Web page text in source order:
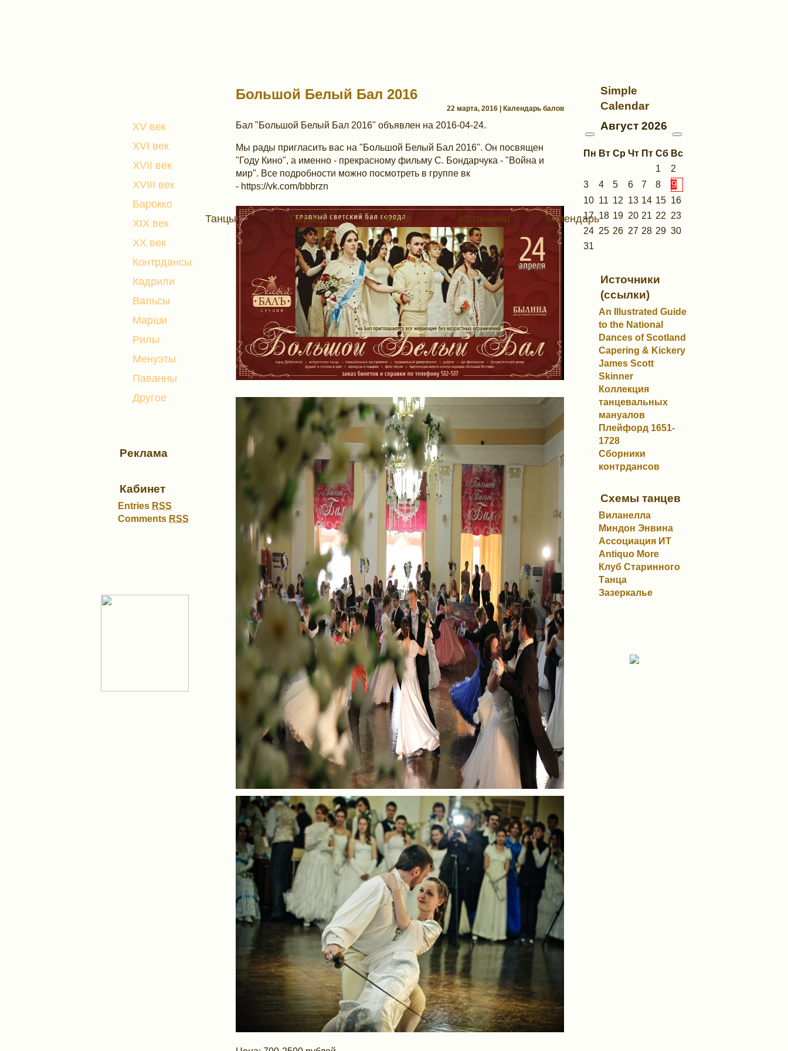
Танцы Период Видео Источники Календарь
XV век
XVI век
XVII век
XVIII век
Барокко
XIX век
XX век
Контрдансы
Кадрили
Вальсы
Марши
Рилы
Менуэты
Паванны
Другое
Реклама
Кабинет
Entries RSS
Comments RSS
Большой Белый Бал 2016
22 марта, 2016 | Календарь балов
Бал "Большой Белый Бал 2016" объявлен на 2016-04-24.
Мы рады пригласить вас на "Большой Белый Бал 2016". Он посвящен
"Году Кино", а именно - прекрасному фильму С. Бондарчука - "Война и
мир". Все подробности можно посмотреть в группе вк
- https://vk.com/bbbrzn
Simple
Calendar
Август 2026
Пн Вт Ср Чт Пт Сб Вс
1
2
3
4 5 6 7 8
9
10 11 12 13 14 15 16
17 18 19 20 21 22 23
24 25 26 27 28 29 30
31
Источники
(ссылки)
An Illustrated Guide
to the National
Dances of Scotland
Capering & Kickery
James Scott
Skinner
Коллекция
танцевальных
мануалов
Плейфорд 1651-
1728
Сборники
контрдансов
Схемы танцев
Виланелла
Миндон Энвина
Ассоциация ИТ
Antiquo More
Клуб Старинного
Танца
Зазеркалье